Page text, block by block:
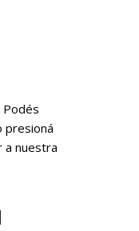
presioná
a nuestra